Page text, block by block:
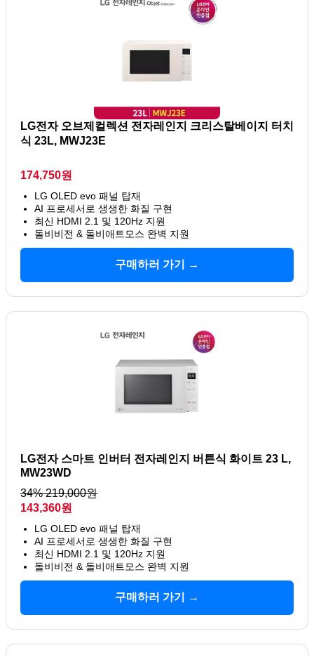
LG전자 오브제컬렉션 전자레인지 크리스탈베이지 터치
식 23L, MWJ23E
174,750원
LG OLED evo 패널 탑재
AI 프로세서로 생생한 화질 구현
최신 HDMI 2.1 및 120Hz 지원
돌비비전 & 돌비애트모스 완벽 지원
구매하러 가기 →
LG전자 스마트 인버터 전자레인지 버튼식 화이트 23 L,
MW23WD
34% 219,000원
143,360원
LG OLED evo 패널 탑재
AI 프로세서로 생생한 화질 구현
최신 HDMI 2.1 및 120Hz 지원
돌비비전 & 돌비애트모스 완벽 지원
구매하러 가기 →